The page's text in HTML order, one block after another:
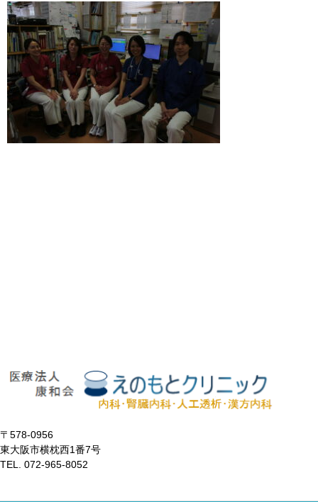
〒578-0956
東大阪市横枕西1番7号
TEL. 072-965-8052